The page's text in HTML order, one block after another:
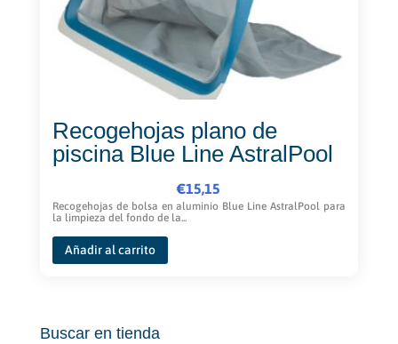
Recogehojas plano de
piscina Blue Line AstralPool
€15,15
Recogehojas de bolsa en aluminio Blue Line AstralPool para
la limpieza del fondo de la...
Añadir al carrito
Buscar en tienda